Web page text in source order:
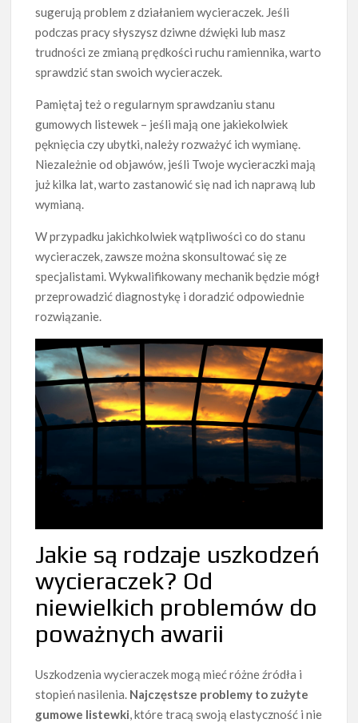
sugerują problem z działaniem wycieraczek. Jeśli
podczas pracy słyszysz dziwne dźwięki lub masz
trudności ze zmianą prędkości ruchu ramiennika, warto
sprawdzić stan swoich wycieraczek.
Pamiętaj też o regularnym sprawdzaniu stanu
gumowych listewek – jeśli mają one jakiekolwiek
pęknięcia czy ubytki, należy rozważyć ich wymianę.
Niezależnie od objawów, jeśli Twoje wycieraczki mają
już kilka lat, warto zastanowić się nad ich naprawą lub
wymianą.
W przypadku jakichkolwiek wątpliwości co do stanu
wycieraczek, zawsze można skonsultować się ze
specjalistami. Wykwalifikowany mechanik będzie mógł
przeprowadzić diagnostykę i doradzić odpowiednie
rozwiązanie.
Jakie są rodzaje uszkodzeń
wycieraczek? Od
niewielkich problemów do
poważnych awarii
Uszkodzenia wycieraczek mogą mieć różne źródła i
stopień nasilenia. Najczęstsze problemy to zużyte
gumowe listewki, które tracą swoją elastyczność i nie